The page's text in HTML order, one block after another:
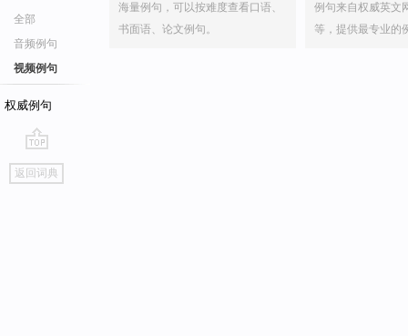
全部
音频例句
视频例句
权威例句
go
top
返回词典
海量例句，可以按难度查看口语、
书面语、论文例句。
例句来自权威英文
等，提供最专业的